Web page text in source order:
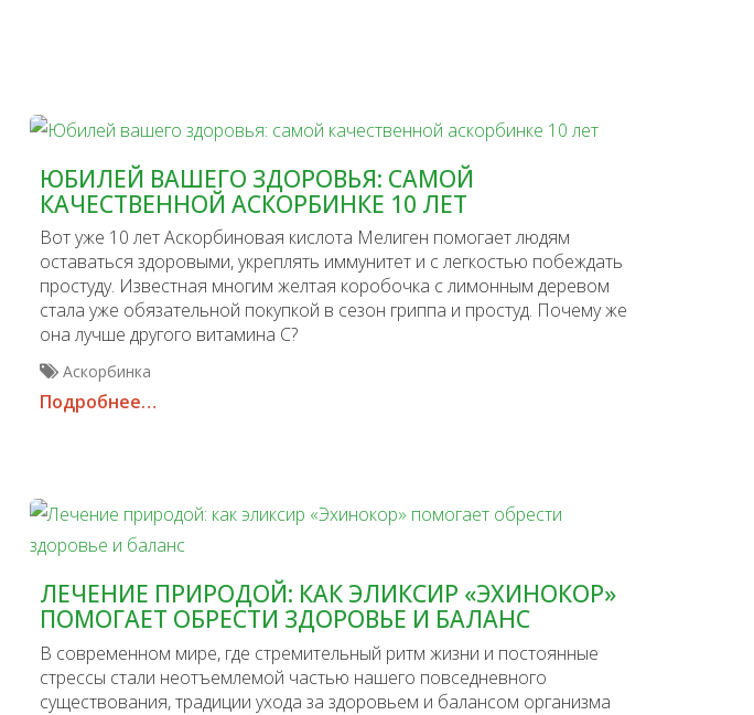
ЮБИЛЕЙ ВАШЕГО ЗДОРОВЬЯ: САМОЙ
КАЧЕСТВЕННОЙ АСКОРБИНКЕ 10 ЛЕТ
Вот уже 10 лет Аскорбиновая кислота Мелиген помогает людям
оставаться здоровыми, укреплять иммунитет и с легкостью побеждать
простуду. Известная многим желтая коробочка с лимонным деревом
стала уже обязательной покупкой в сезон гриппа и простуд. Почему же
она лучше другого витамина С?
Аскорбинка
Подробнее…
ЛЕЧЕНИЕ ПРИРОДОЙ: КАК ЭЛИКСИР «ЭХИНОКОР»
ПОМОГАЕТ ОБРЕСТИ ЗДОРОВЬЕ И БАЛАНС
В современном мире, где стремительный ритм жизни и постоянные
стрессы стали неотъемлемой частью нашего повседневного
существования, традиции ухода за здоровьем и балансом организма